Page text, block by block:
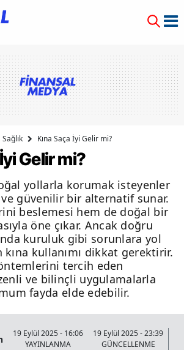
Sağlık Kına Saça İyi Gelir mi?
Gelir mi?
yollarla korumak isteyenler
güvenilir bir alternatif sunar.
beslemesi hem de doğal bir
öne çıkar. Ancak doğru
kuruluk gibi sorunlara yol
kullanımı dikkat gerektirir.
tercih eden
ve bilinçli uygulamalarla
fayda elde edebilir.
19 Eylül 2025 - 16:06
YAYINLANMA
19 Eylül 2025 - 23:39
GÜNCELLENME